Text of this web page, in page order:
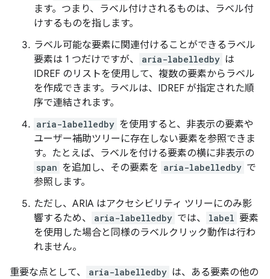
ます。つまり、ラベル付けされるものは、ラベル付
けするものを指します。
ラベル可能な要素に関連付けることができるラベル
要素は 1 つだけですが、
aria-labelledby は
IDREF のリストを使用して、複数の要素からラベル
を作成できます。ラベルは、IDREF が指定された順
序で連結されます。
aria-labelledby を使用すると、非表示の要素や
ユーザー補助ツリーに存在しない要素を参照できま
す。たとえば、ラベルを付ける要素の横に非表示の
span を追加し、その要素を aria-labelledby で
参照します。
ただし、ARIA はアクセシビリティ ツリーにのみ影
響するため、
aria-labelledby では、 label 要素
を使用した場合と同様のラベルクリック動作は行わ
れません。
重要な点として、 aria-labelledby は、ある要素の他の